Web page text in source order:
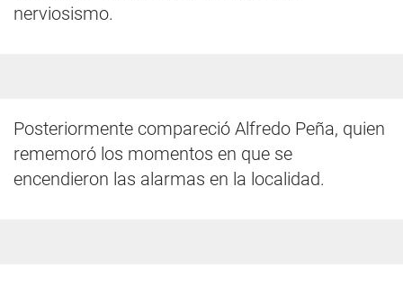
nerviosismo.
Posteriormente compareció Alfredo Peña, quien
rememoró los momentos en que se
encendieron las alarmas en la localidad.